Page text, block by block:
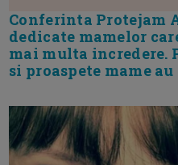
Conferinta Protejam
dedicate mamelor
mai multa incredere.
si proaspete mame